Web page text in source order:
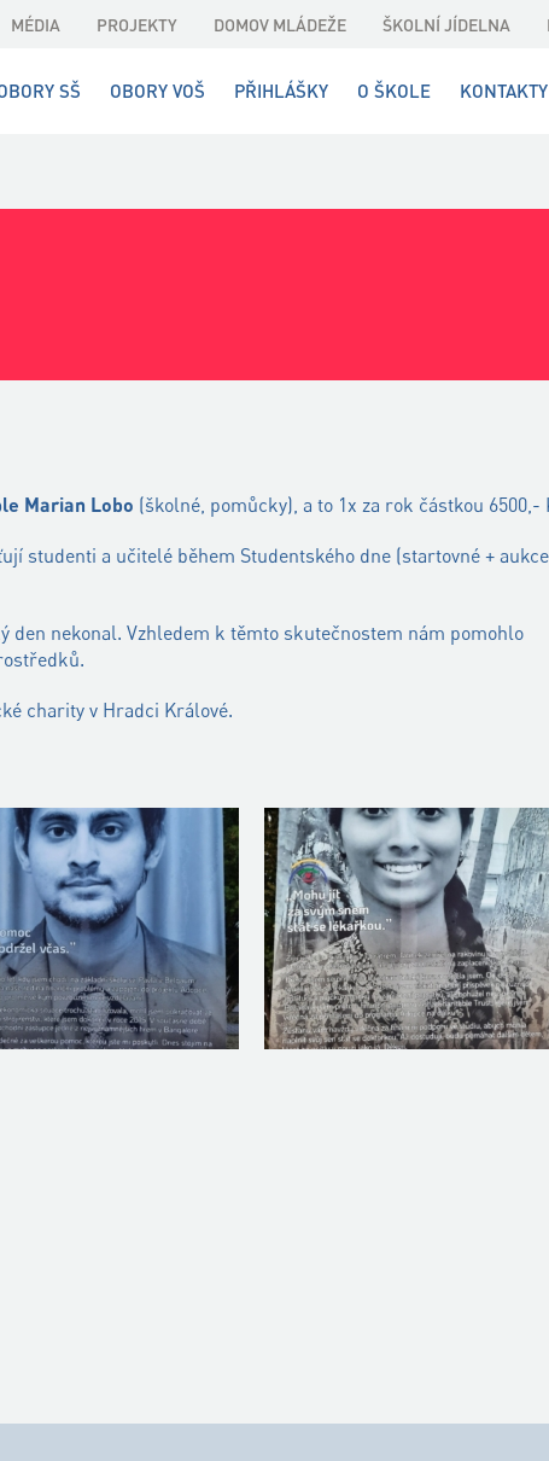
MÉDIA PROJEKTY DOMOV MLÁDEŽE ŠKOLNÍ JÍDELNA
SŠ OBORY VOŠ PŘIHLÁŠKY O ŠKOLE KONTAKTY
Marian Lobo (školné, pomůcky), a to 1x za rok částkou 6500,-
studenti a učitelé během Studentského dne (startovné + aukce
den nekonal. Vzhledem k těmto skutečnostem nám pomohlo
charity v Hradci Králové.